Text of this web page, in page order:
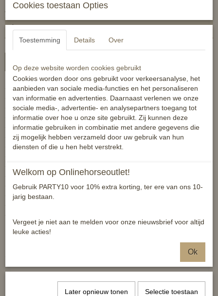
Aantal
- anatomisch gevormd
- kwaliteitsleer
- verstelbare neusriem
- frontriem met strass ingelegd
- neusriem extra zacht onderlegd
- lakleder aan neusriem en frontriem
- neusriem loopt over het kopstuk
- kopstuk zacht gevuld
- breede vlak in de nek met uitsparing voor de oren
- teugels van geweven band met stoppers van leer
- breedte neusriem ca. 4 cm
- zonder bit
- zilver gespen bij zwart hoofdstel
- messing gekleurde gespen bij bruin hoofdstel
Reacties
Cookies toestaan Opties
Toestemming Details Over
Op deze website worden cookies gebruikt
Cookies worden door ons gebruikt voor verkeersanalyse, het
aanbieden van sociale media-functies en het personaliseren
van informatie en advertenties. Daarnaast verlenen we onze
sociale media-, advertentie- en analysepartners toegang tot
informatie over hoe u onze site gebruikt. Zij kunnen deze
informatie gebruiken in combinatie met andere gegevens die
zij mogelijk hebben verzameld door uw gebruik van hun
diensten of die u hen hebt verstrekt.
Welkom op Onlinehorseoutlet!
Gebruik PARTY10 voor 10% extra korting, ter ere van ons 10-
jarig bestaan.
Vergeet je niet aan te melden voor onze nieuwsbrief voor altijd
leuke acties!
Ok
Later opnieuw tonen Selectie toestaan